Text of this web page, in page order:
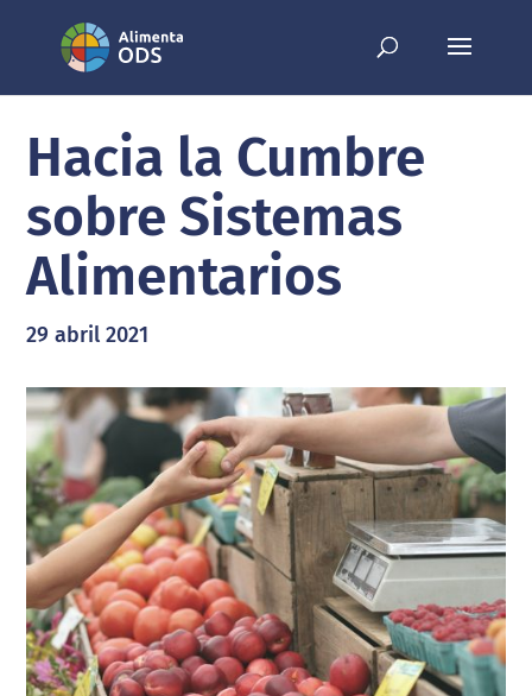
Hacia la Cumbre
sobre Sistemas
Alimentarios
29 abril 2021